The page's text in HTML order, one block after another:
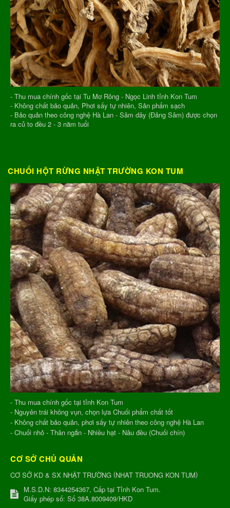
- Thu mua chính gốc tại Tu Mơ Rông - Ngọc Linh tỉnh Kon Tum
- Không chất bảo quản, Phơi sấy tự nhiên, Sản phẩm sạch
- Bảo quản theo công nghệ Hà Lan - Sâm dây (Đảng Sâm) được chọn
ra củ to đều 2 - 3 năm tuổi
CHUỐI HỘT RỪNG NHẬT TRƯỜNG KON TUM
- Thu mua chính gốc tại tỉnh Kon Tum
- Nguyên trái không vụn, chọn lựa Chuối phẩm chất tốt
- Không chất bảo quản, phơi sấy tự nhiên theo công nghệ Hà Lan
- Chuối nhỏ - Thân ngắn - Nhiều hạt - Nâu đều (Chuối chín)
CƠ SỞ CHỦ QUẢN
CƠ SỞ KD & SX NHẬT TRƯỜNG (NHAT TRUONG KON TUM)
M.S.D.N: 8344254367, Cấp tại Tỉnh Kon Tum.
Giấy phép số: Số 38A.8009409/HKD